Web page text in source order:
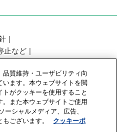
止など
る基本方針
設定
質維持・ユーザビリティ向
ます。本ウェブサイトを閲
がクッキーを使用すること
また本ウェブサイトご使用
シャルメディア、広告、
ございます。
クッキーポ